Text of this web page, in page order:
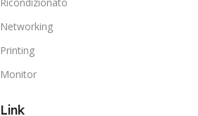
Networking
Printing
Monitor
Link